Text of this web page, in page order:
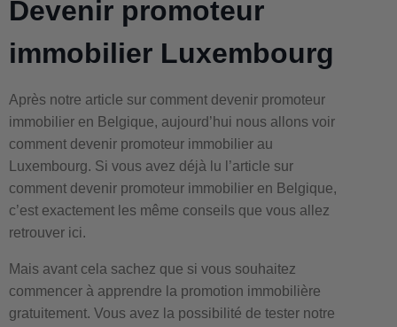
Devenir promoteur
immobilier Luxembourg
Après notre article sur comment devenir promoteur
immobilier en Belgique, aujourd’hui nous allons voir
comment devenir promoteur immobilier au
Luxembourg. Si vous avez déjà lu l’article sur
comment devenir promoteur immobilier en Belgique,
c’est exactement les même conseils que vous allez
retrouver ici.
Mais avant cela sachez que si vous souhaitez
commencer à apprendre la promotion immobilière
gratuitement. Vous avez la possibilité de tester notre